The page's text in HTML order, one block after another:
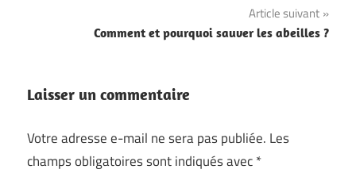
Article suivant
Comment et pourquoi sauver les abeilles ?
Laisser un commentaire
Votre adresse e-mail ne sera pas publiée. Les
champs obligatoires sont indiqués avec*